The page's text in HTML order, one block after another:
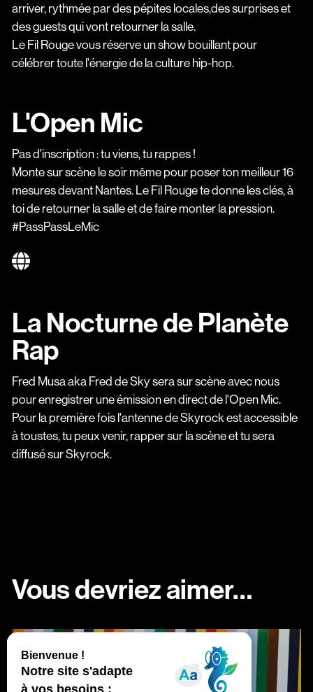
arriver, rythmée par des pépites locales,des surprises et
des guests qui vont retourner la salle.
Le Fil Rougevous réserve un show bouillant pour
célébrer toute l'énergie de la culture hip-hop.
L'Open Mic
Pas d'inscription : tu viens, tu rappes !
Monte sur scène le soir même pour poser ton meilleur 16
mesures devant Nantes.Le Fil Rougete donne les clés, à
toi de retourner la salle et de faire monter la pression.
#PassPassLeMic
La Nocturne de Planète
Rap
Fred Musa aka Fred de Sky sera sur scène avec nous
pour enregistrer une émission en direct de l'Open Mic.
Pour la première fois l'antenne de Skyrock est accessible
à toustes, tu peux venir, rapper sur la scène et tu sera
diffusé sur Skyrock.
Vous devriez aimer…